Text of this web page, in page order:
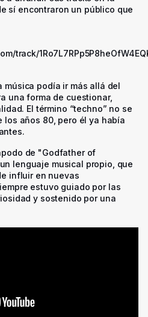
sí encontraron un público que
track/
música podía ir más allá del
una forma de cuestionar,
El término “techno” no se
años 80, pero él ya había
de "Godfather of
lenguaje musical propio, que
influir en nuevas
estuvo guiado por las
y sostenido por una